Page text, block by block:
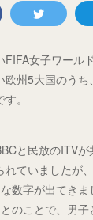
FIFA女子ワール
欧州5大国のう
。
と民放のITV
ていましたが
数字が出てき
のことで、男子